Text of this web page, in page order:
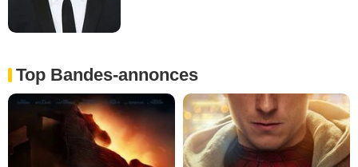
Top Bandes-annonces